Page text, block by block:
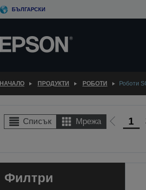
БЪЛГАРСКИ
НАЧАЛО ПРОДУКТИ РОБОТИ Роботи
Списък Мрежа
Отиди
1
Филтри